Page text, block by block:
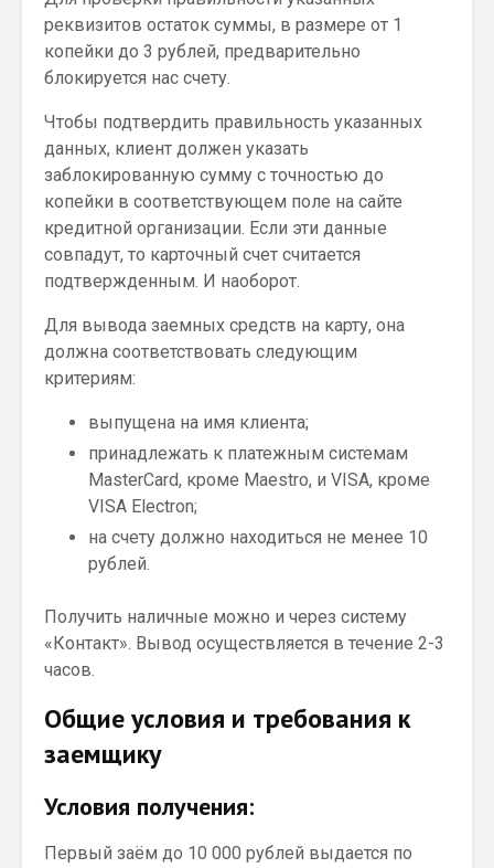
реквизитов остаток суммы, в размере от 1
копейки до 3 рублей, предварительно
блокируется нас счету.
Чтобы подтвердить правильность указанных
данных, клиент должен указать
заблокированную сумму с точностью до
копейки в соответствующем поле на сайте
кредитной организации. Если эти данные
совпадут, то карточный счет считается
подтвержденным. И наоборот.
Для вывода заемных средств на карту, она
должна соответствовать следующим
критериям:
выпущена на имя клиента;
принадлежать к платежным системам
MasterCard, кроме Maestro, и VISA, кроме
VISA Electron;
на счету должно находиться не менее 10
рублей.
Получить наличные можно и через систему
«Контакт». Вывод осуществляется в течение 2-3
часов.
Общие условия и требования к
заемщику
Условия получения:
Первый заём до 10 000 рублей выдается по